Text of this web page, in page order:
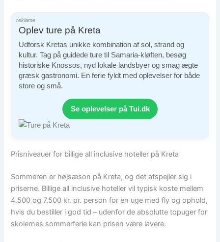
reklame
Oplev ture på Kreta
Udforsk Kretas unikke kombination af sol, strand og
kultur. Tag på guidede ture til Samaria-kløften, besøg
historiske Knossos, nyd lokale landsbyer og smag ægte
græsk gastronomi. En ferie fyldt med oplevelser for både
store og små.
Se oplevelser på Tui.dk
Prisniveauer for billige all inclusive hoteller på Kreta
Sommeren er højsæson på Kreta, og det afspejler sig i
priserne. Billige all inclusive hoteller vil typisk koste mellem
4.500 og 7.500 kr. pr. person for en uge med fly og ophold,
hvis du bestiller i god tid – udenfor de absolutte topuger for
skolernes sommerferie kan prisen være lavere.